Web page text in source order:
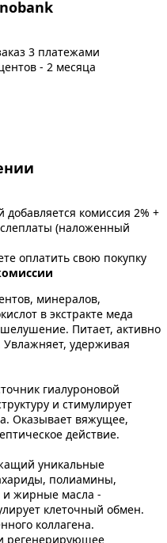
3 платежами
- 2 месяца
комиссия 2% +
(наложенный
оплатить свою покупку
минералов,
в экстракте меда
шелушение. Питает, активно
удерживая
гиалуроновой
и стимулирует
Оказывает вяжущее,
действие.
уникальные
полиамины,
и жирные масла -
клеточный обмен.
коллагена.
регенерирующее